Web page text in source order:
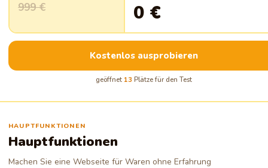
999 € 0 €
Kostenlos ausprobieren
geöffnet 13 Plätze für den Test
HAUPTFUNKTIONEN
Hauptfunktionen
Machen Sie eine Webseite für Waren ohne Erfahrung